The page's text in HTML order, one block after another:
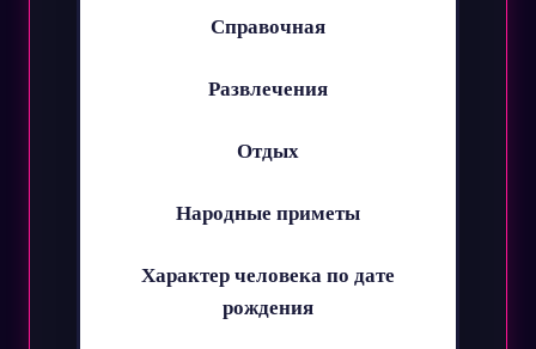
Справочная
Развлечения
Отдых
Народные приметы
Характер человека по дате
рождения